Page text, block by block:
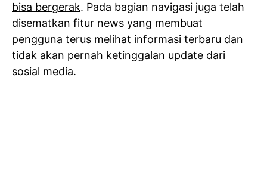
bisa bergerak. Pada bagian navigasi juga telah
disematkan fitur news yang membuat
pengguna terus melihat informasi terbaru dan
tidak akan pernah ketinggalan update dari
sosial media.